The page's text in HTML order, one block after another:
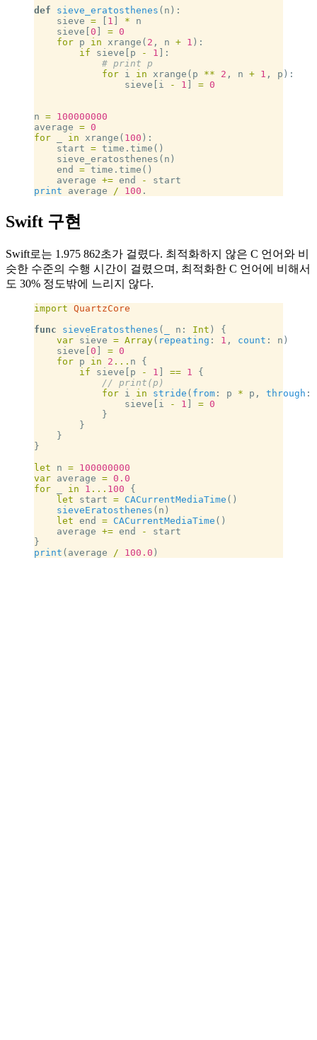
def sieve_eratosthenes (n):
    sieve
= 1 * n
    sieve[
0 = 0
    for
p in xrange( 2 , n + 1 ):
        if
sieve[p - 1 ]:
            # print p
            for
i in xrange(p ** 2 , n + 1 , p):
                sieve[i
- 1 = 0
n = 100000000
average = 0
for
in xrange( 100 ):
    start
= time.time()
    sieve_eratosthenes(n)
    end
= time.time()
    average
+= end -
start
print average / 100 .
Swift 구현
Swift로는 1.975 862초가 걸렸다. 최적화하지 않은 C 언어와 비
슷한 수준의 수행 시간이 걸렸으며, 최적화한 C 언어에 비해서
도 30% 정도밖에 느리지 않다.
import QuartzCore
func sieveEratosthenes ( n: Int ) {
    var
sieve = Array( repeating : 1 , count : n)
    sieve[
0 = 0
    for
p in 2 ... n {
        if
sieve[p - 1 == 1
{
            // print(p)
            for
i in stride ( from : p * p, through :
                sieve[i
- 1 = 0
            }
        }
    }
}
let n = 100000000
var average = 0.0
for
in 1 ... 100 {
    let
start = CACurrentMediaTime ()
    sieveEratosthenes
(n)
    let
end = CACurrentMediaTime ()
    average
+= end -
start
}
print (average / 100.0 )